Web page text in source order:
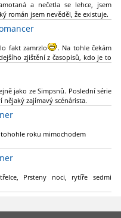
překvapení a velmi zajímavá volba
scénou.
tomu škodí to všechno kolem
by si to zářez jen kvůli tomu.
a nečetla se lehce, jsem
román jsem nevěděl, že existuje.
fakt zamrzlo
. Na tohle čekám
zjištění z časopisů, kdo je to
zač), přičemž 25 let (od Matrixu,
i obyčejného diváka a
že si po řadě "duchovních
The Shell, Alita: Battle Angel,
Cyberpunk 2077, atd.), někdo
se kterou to všechno začalo.
modlit a doufat, že to bude stát za
a nikoliv film, snad tvůrci tu
jako ze Simpsnů. Poslední série
nějaký zajímavý scénárista.
a Mortyho a já z úžasem zjistil,
tohohle roku mimochodem
Prsteny noci, rytíře sedmi